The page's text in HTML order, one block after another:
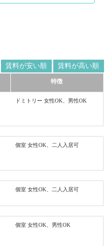
賃料が安い順 賃料が高い順
特徴
ドミトリー 女性OK、男性OK
個室 女性OK、二人入居可
個室 女性OK、二人入居可
個室 女性OK、男性OK